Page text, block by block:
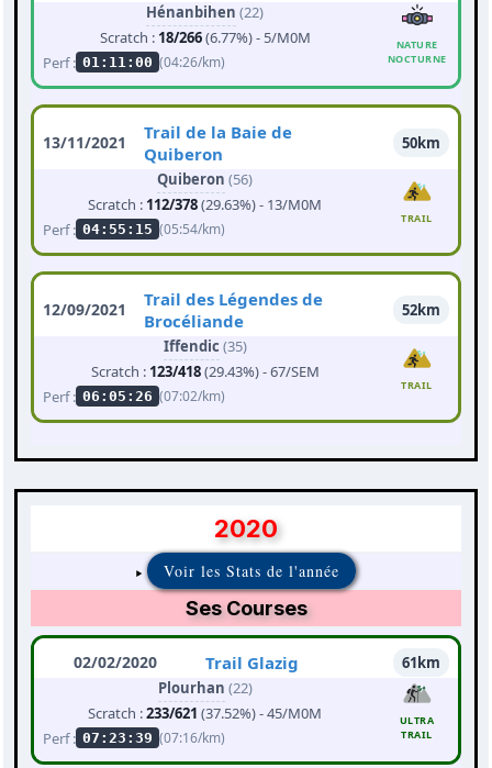
Hénanbihen (22)
Scratch : 18/266(6.77%) - 5/M0M
Perf : 01:11:00 (04:26/km)
NATURE
NOCTURNE
13/11/2021
Trail de la Baie de
Quiberon
50km
Quiberon (56)
Scratch : 112/378(29.63%) - 13/M0M
Perf : 04:55:15 (05:54/km)
TRAIL
12/09/2021
Trail des Légendes de
Brocéliande
52km
Iffendic (35)
Scratch : 123/418(29.43%) - 67/SEM
Perf : 06:05:26 (07:02/km)
TRAIL
2020
Voir les Stats de l'année
Ses Courses
02/02/2020 Trail Glazig
61km
Plourhan (22)
Scratch :233/621 (37.52%) - 45/M0M
Perf : 07:23:39 (07:16/km)
ULTRA
TRAIL